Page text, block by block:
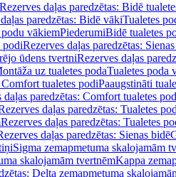
Rezerves daļas paredzētas: Bidē
paredzētas: Bidē vākiTualetes
podu vākiemPiederumiBidē tualetes
podiRezerves daļas paredzētas:
ūdens tvertniRezerves daļas
uz tualetes podaTualetes poda
tualetes podiPaaugstināti
daļas paredzētas: Comfort tualetes
daļas paredzētas: Tualetes
Rezerves daļas paredzētas: Tualetes
daļas paredzētas: Sienas bidē
Sigma zemapmetuma skalojamām
skalojamām tvertnēmKappa
Delta zemapmetuma